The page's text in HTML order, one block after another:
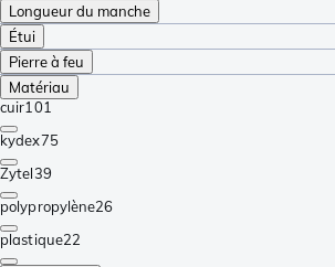
Longueur du manche
Étui
Pierre à feu
Matériau
cuir101
kydex75
Zytel39
polypropylène26
plastique22